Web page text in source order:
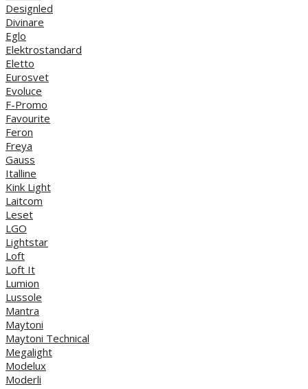
Designled
Divinare
Eglo
Elektrostandard
Eletto
Eurosvet
Evoluce
F-Promo
Favourite
Feron
Freya
Gauss
Italline
Kink Light
Laitcom
Leset
LGO
Lightstar
Loft
Loft It
Lumion
Lussole
Mantra
Maytoni
Maytoni Technical
Megalight
Modelux
Moderli